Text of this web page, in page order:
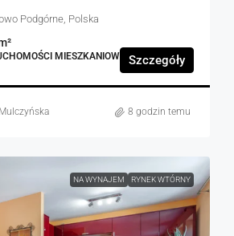
Podgórne, Polska
MIESZKANIOWE Szczegóły
8 godzin temu
NA WYNAJEM RYNEK WTÓRNY